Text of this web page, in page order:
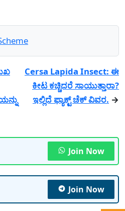
Cersa Lapida Insect: ಈ
ಕೀಟ ಕಚ್ಚಿದರೆ ಸಾಯುತ್ತಾರಾ?
ಇಲ್ಲಿದೆ ಫ್ಯಾಕ್ಟ್ ಚೆಕ್ ವಿವರ. →
Join Now
Join Now